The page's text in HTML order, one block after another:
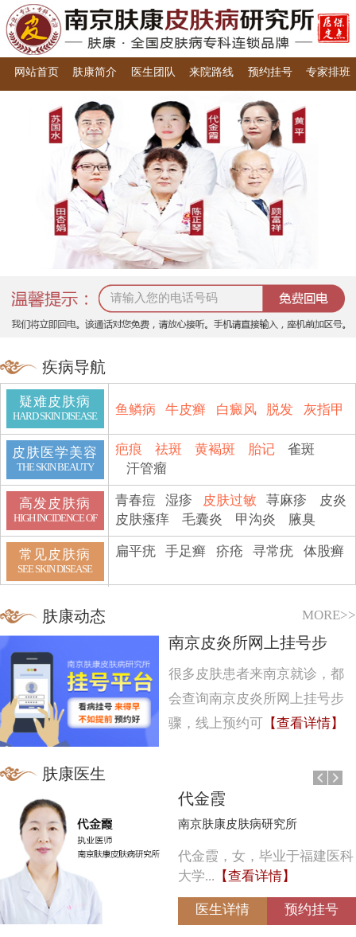
网站首页 肤康简介 医生团队 来院路线 预约挂号 专家排班
疾病导航
疑难皮肤病
HARD SKIN DISEASE 鱼鳞病 牛皮癣 白癜风 脱发 灰指甲
皮肤医学美容
THE SKIN BEAUTY
疤痕 祛斑 黄褐斑 胎记
雀斑
汗管瘤
高发皮肤病
HIGH INCIDENCE OF
青春痘 湿疹 皮肤过敏 荨麻疹
皮炎
皮肤瘙痒
毛囊炎 甲沟炎 腋臭
常见皮肤病
SEE SKIN DISEASE
扁平疣 手足癣 疥疮 寻常疣 体股癣
肤康动态 MORE>>
南京皮炎所网上挂号步
很多皮肤患者来南京就诊，都
会查询南京皮炎所网上挂号步
骤，线上预约可 【查看详情】
代金霞
南京肤康皮肤病研究所
代金霞，女，毕业于福建医科
大学... 【查看详情】
医生详情 预约挂号
肤康医生